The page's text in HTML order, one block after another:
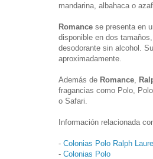
mandarina, albahaca o
Romance se presenta en
disponible en dos
desodorante sin alcohol.
aproximadamente.
Además de Romance
fragancias como Polo,
o Safari.
Información relacionada
- Colonias Polo Ralph
- Colonias Polo